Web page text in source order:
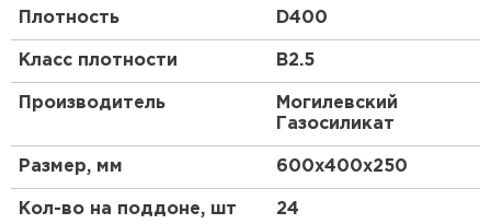
mini-FAQ.
Особенности
Что такое газоблок?
Газоблок, или газобетон, представляет собой
легкий ячеистый бетон, который производится из
смеси цемента, песка, извести и алюминиевой
пудры. В процессе производства происходит
Плотность D400
Класс плотности B2.5
Производитель
Могилевский
Газосиликат
Размер, мм 600х400х250
Кол-во на поддоне, шт 24